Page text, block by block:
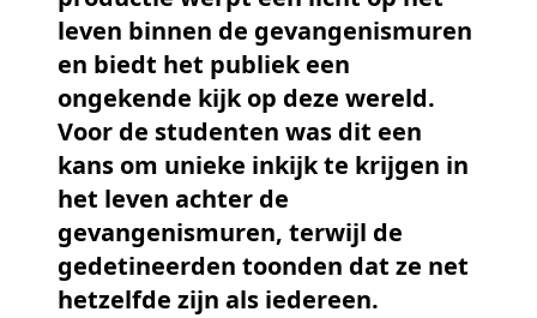
leven binnen de gevangenismuren
en biedt het publiek een
ongekende kijk op deze wereld.
Voor de studenten was dit een
kans om unieke inkijk te krijgen in
het leven achter de
gevangenismuren, terwijl de
gedetineerden toonden dat ze net
hetzelfde zijn als iedereen.